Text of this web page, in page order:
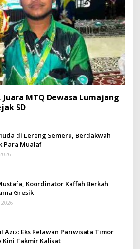
Juara MTQ Dewasa Lumajang
SD
di Lereng Semeru, Berdakwah
Para Mualaf
Koordinator Kaffah Berkah
Gresik
2026
Aziz: Eks Relawan Pariwisata Timor
Kini Takmir Kalisat